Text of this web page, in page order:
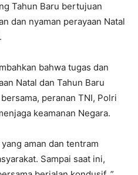
Tahun Baru bertujuan
dan nyaman perayaan Natal
bahwa tugas dan
Natal dan Tahun Baru
peranan TNI, Polri
keamanan Negara.
aman dan tentram
Sampai saat ini,